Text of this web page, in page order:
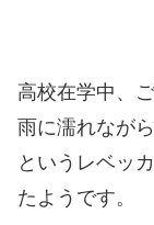
高校在学中、
雨に濡れなが
というレベッ
たようです。